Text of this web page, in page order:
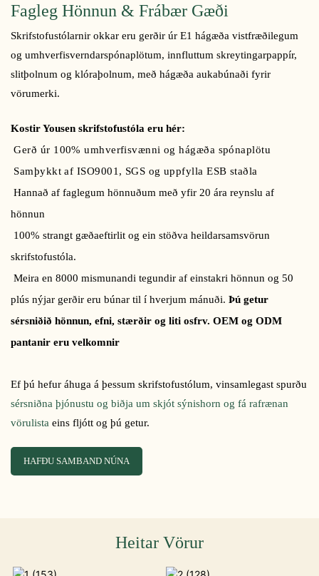
Fagleg Hönnun & Frábær Gæði
Skrifstofustólarnir okkar eru gerðir úr E1 hágæða vistfræðilegum
og umhverfisverndarspónaplötum, innfluttum skreytingarpappír,
slitþolnum og klóraþolnum, með hágæða aukabúnaði fyrir
vörumerki.
Kostir Yousen skrifstofustóla eru hér:
Gerð úr 100% umhverfisvænni og hágæða spónaplötu
Samþykkt af ISO9001, SGS og uppfylla ESB staðla
Hannað af faglegum hönnuðum með yfir 20 ára reynslu af
hönnun
100% strangt gæðaeftirlit og ein stöðva heildarsamsvörun
skrifstofustóla.
Meira en 8000 mismunandi tegundir af einstakri hönnun og 50
plús nýjar gerðir eru búnar til í hverjum mánuði. Þú getur
sérsniðið hönnun, efni, stærðir og liti osfrv. OEM og ODM
pantanir eru velkomnir
Ef þú hefur áhuga á þessum skrifstofustólum, vinsamlegast spurðu
sérsniðna þjónustu og biðja um skjót sýnishorn og fá rafrænan
vörulista eins fljótt og þú getur.
HAFÐU SAMBAND NÚNA
Heitar Vörur